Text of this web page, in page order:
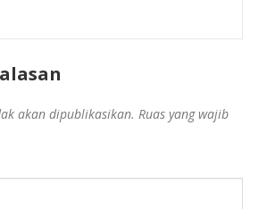
akan dipublikasikan. Ruas yang wajib